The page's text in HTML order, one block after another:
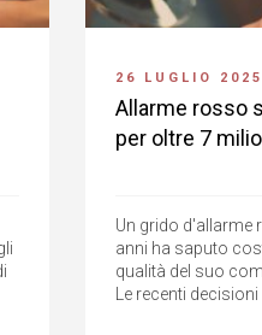
26 LUGLIO 2025
Allarme rosso
per oltre 7
Un grido d'allarme
anni ha saputo
qualità del suo
Le recenti decisioni